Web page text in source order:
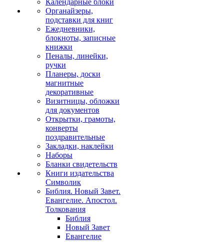
Календарные блоки
Органайзеры,
подставки для книг
Ежедневники,
блокноты, записные
книжки
Пеналы, линейки,
ручки
Планеры, доски
магнитные
декоративные
Визитницы, обложки
для документов
Открытки, грамоты,
конверты
поздравительные
Закладки, наклейки
Наборы
Бланки свидетельств
Книги издательства
Символик
Библия. Новый Завет.
Евангелие. Апостол.
Толкования
Библия
Новый Завет
Евангелие